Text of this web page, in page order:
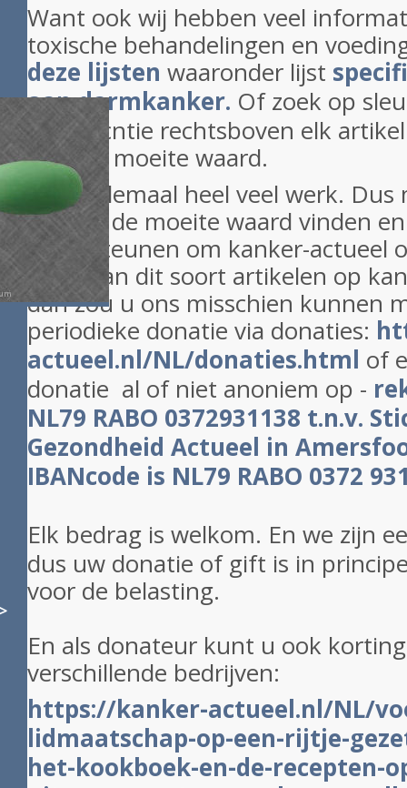
Want ook wij hebben veel
toxische behandelingen en
deze lijsten waaronder lijst
aan darmkanker. Of zoek op
zoekfucntie rechtsboven elk
echt de moeite waard.
Dit is allemaal heel veel werk. Dus
actueel de moeite waard vinden
ondersteunen om kanker-actueel
meer van dit soort artikelen op
dan zou u ons misschien kunnen
periodieke donatie via donaties:
actueel.nl/NL/donaties.html of
donatie al of niet anoniem op -
NL79 RABO 0372931138 t.n.v.
Gezondheid Actueel in
IBANcode is NL79 RABO 0372
Elk bedrag is welkom. En we zijn
dus uw donatie of gift is in
voor de belasting.
En als donateur kunt u ook
verschillende bedrijven:
https://kanker-actueel.nl/NL/
lidmaatschap-op-een-rijtje-
het-kookboek-en-de-recepten-